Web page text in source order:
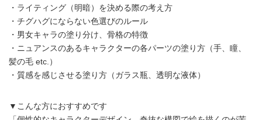
・ライティング（明暗）を決める際の考え方
・チグハグにならない色選びのルール
・男女キャラの塗り分け、骨格の特徴
・ニュアンスのあるキャラクターの各パーツの塗り方（手、瞳、
髪の毛 etc.）
・質感を感じさせる塗り方（ガラス瓶、透明な液体）
▼こんな方におすすめです